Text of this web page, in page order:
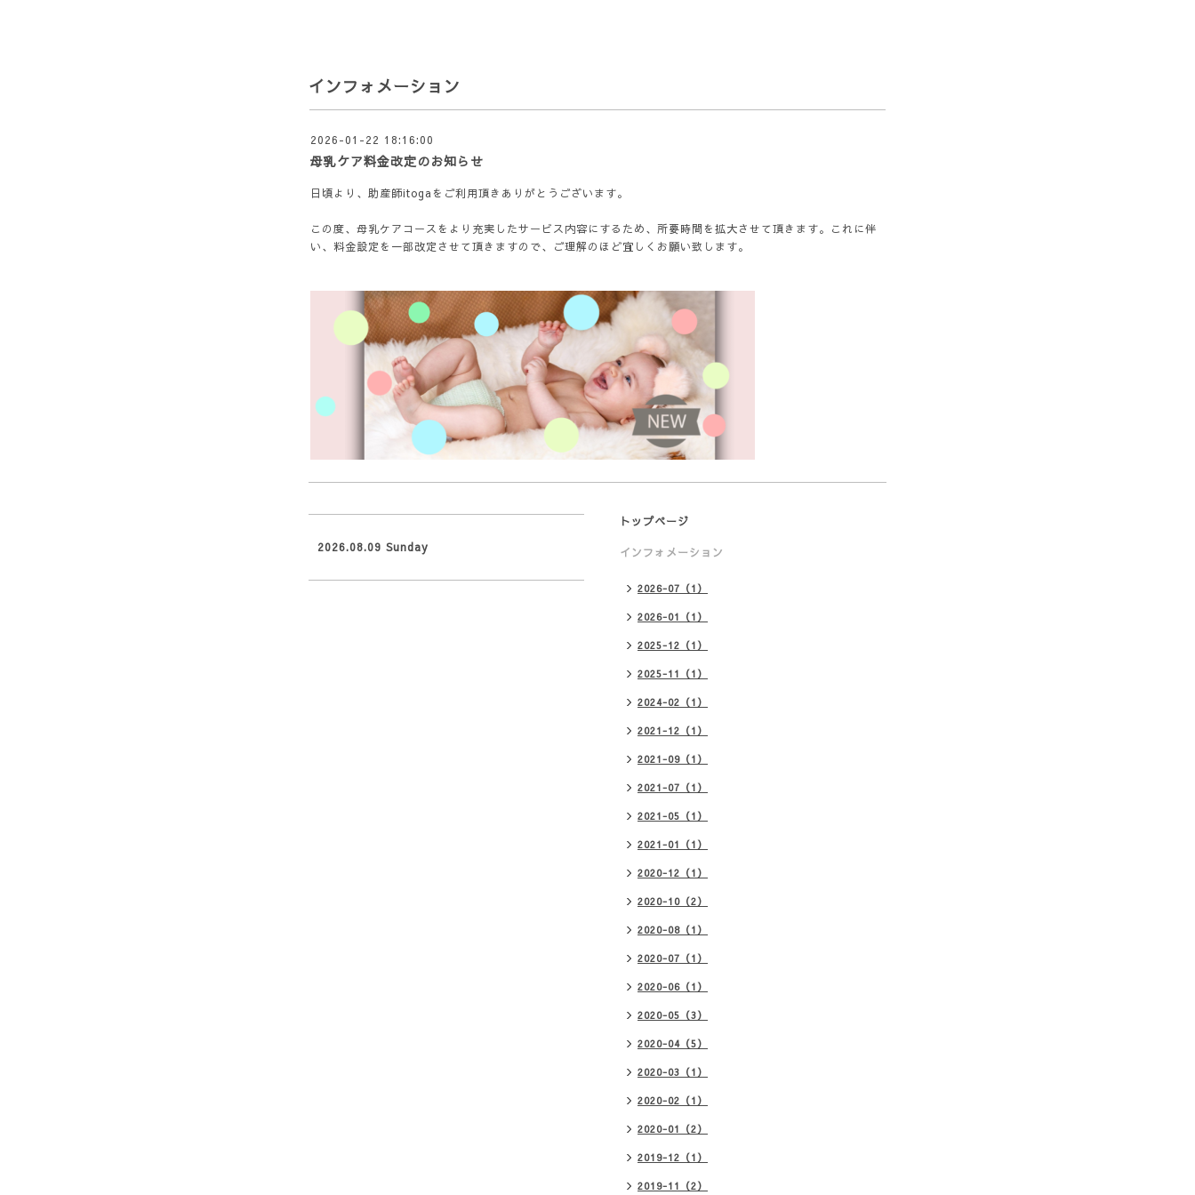
インフォメーション
2026-01-22 18:16:00
母乳ケア料金改定のお知らせ
日頃より、助産師itogaをご利用頂きありがとうございます。
この度、母乳ケアコースをより充実したサービス内容にするため、所要時間を拡大させて頂きます。これに伴
い、料金設定を一部改定させて頂きますので、ご理解のほど宜しくお願い致します。
トップページ
インフォメーション
2026-07（1）
2026-01（1）
2025-12（1）
2025-11（1）
2024-02（1）
2021-12（1）
2021-09（1）
2021-07（1）
2021-05（1）
2021-01（1）
2020-12（1）
2020-10（2）
2020-08（1）
2020-07（1）
2020-06（1）
2020-05（3）
2020-04（5）
2020-03（1）
2020-02（1）
2020-01（2）
2019-12（1）
2019-11（2）
2026.08.09 Sunday